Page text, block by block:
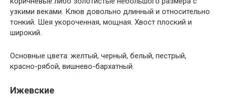
узкими веками. Клюв довольно длинный и относительно
тонкий. Шея укороченная, мощная. Хвост плоский и
широкий.
Основные цвета: желтый, черный, белый, пестрый,
красно-рябой, вишнево-бархатный.
Ижевские